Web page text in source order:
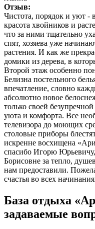
Отзыв:
Чистота, порядок и уют -
красота хвойников и
что за ними тщательно
спят, хозяева уже
растения. И как же
домики из дерева, в
Второй этаж особенно
Белизна постельного
впечатление, словно
абсолютно новое
только своей
уюта и комфорта. Все
телевизора до моющих
столовые приборы
искренне восхищена
спасибо Игорю
Борисовне за тепло,
нам предоставили.
счастья во всех
База отдыха
задаваемые